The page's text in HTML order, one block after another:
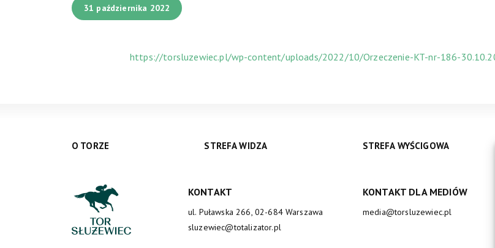
31 października 2022
https://torsluzewiec.pl/wp-content/uploads/2022/10/Orzeczenie-KT-nr-186-
O TORZE STREFA WIDZA STREFA WYŚCIGOWA
KONTAKT
ul. Puławska 266, 02-684 Warszawa
sluzewiec@totalizator.pl
KONTAKT DLA MEDIÓW
media@torsluzewiec.pl